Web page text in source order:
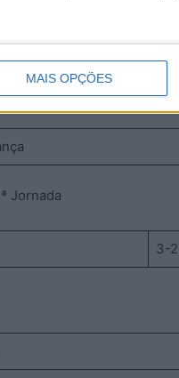
MAIS OPÇÕES
3-4
Jornada
3-2